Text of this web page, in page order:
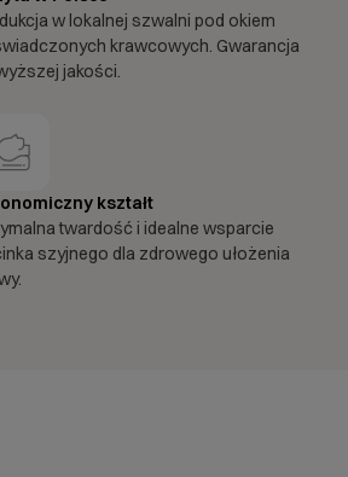
w lokalnej szwalni pod okiem
krawcowych. Gwarancja
jakości.
kształt
twardość i idealne wsparcie
szyjnego dla zdrowego ułożenia